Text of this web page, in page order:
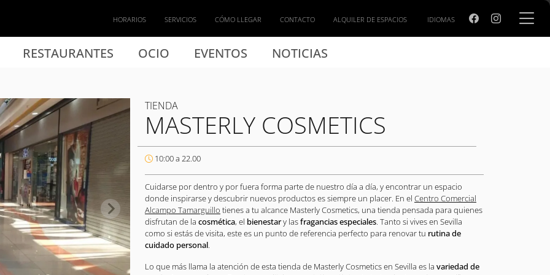
RESTAURANTES OCIO EVENTOS NOTICIAS
HORARIOS SERVICIOS CÓMO LLEGAR CONTACTO ALQUILER DE ESPACIOS IDIOMAS
TIENDA
MASTERLY COSMETICS
10:00 a 22.00
Cuidarse por dentro y por fuera forma parte de nuestro día a día, y encontrar un espacio
donde inspirarse y descubrir nuevos productos es siempre un placer. En el Centro Comercial
Alcampo Tamarguillo tienes a tu alcance Masterly Cosmetics, una tienda pensada para quienes
disfrutan de la cosmética, el bienestary lasfragancias especiales. Tanto si vives en Sevilla
como si estás de visita, este es un punto de referencia perfecto para renovar tu rutina de
cuidado personal.
Lo que más llama la atención de esta tienda de Masterly Cosmetics en Sevilla es la variedad de